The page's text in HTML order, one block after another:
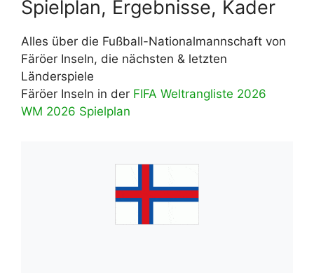
Spielplan, Ergebnisse, Kader
Alles über die Fußball-Nationalmannschaft von
Färöer Inseln, die nächsten & letzten
Länderspiele
Färöer Inseln in der FIFA Weltrangliste 2026
WM 2026 Spielplan